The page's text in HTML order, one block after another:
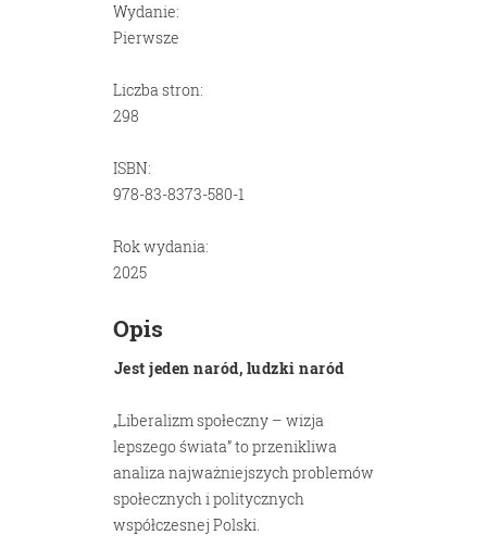
Wydanie:
Pierwsze
Liczba stron:
298
ISBN:
978-83-8373-580-1
Rok wydania:
2025
Opis
Jest jeden naród, ludzki naród
„Liberalizm społeczny – wizja
lepszego świata” to przenikliwa
analiza najważniejszych problemów
społecznych i politycznych
współczesnej Polski.